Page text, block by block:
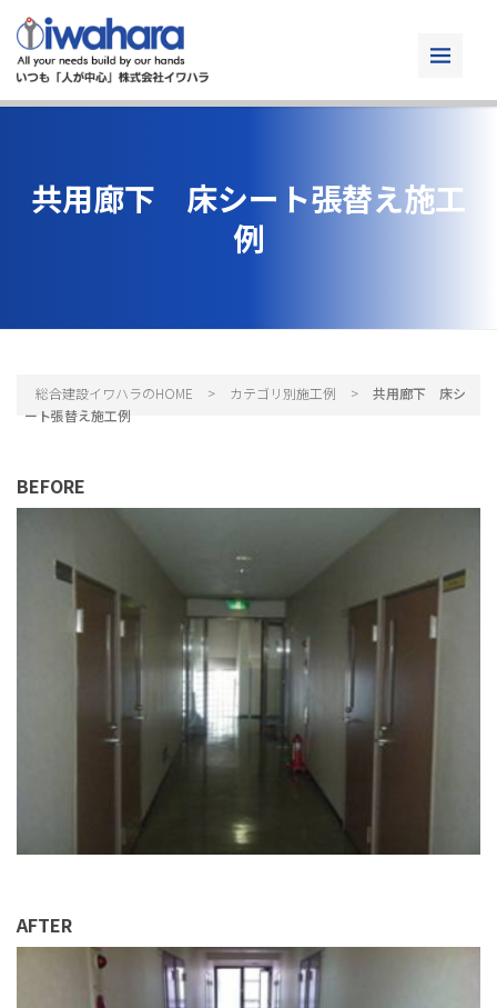
共用廊下 床シート張替え施工
例
総合建設イワハラのHOME > カテゴリ別施工例 >
共用廊下 床シ
ート張替え施工例
BEFORE
AFTER